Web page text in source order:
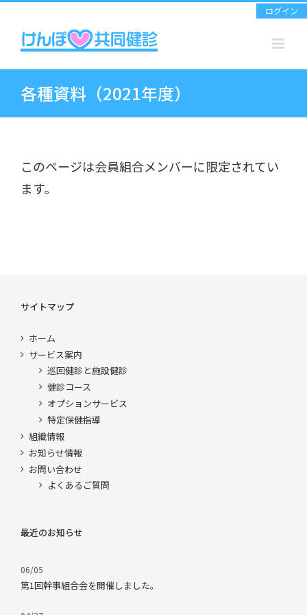
content
ログイン
各種資料（2021年度）
このページは会員組合メンバーに限定されてい
ます。
サイトマップ
ホーム
サービス案内
巡回健診と施設健診
健診コース
オプションサービス
特定保健指導
組織情報
お知らせ情報
お問い合わせ
よくあるご質問
最近のお知らせ
06/05
第1回幹事組合会を開催しました。